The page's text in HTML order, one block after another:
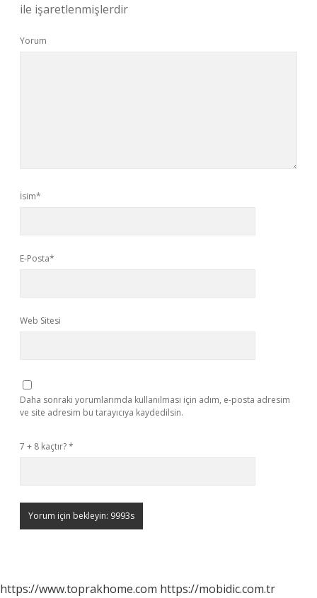
ile işaretlenmişlerdir
Yorum
İsim*
E-Posta*
Web Sitesi
Daha sonraki yorumlarımda kullanılması için adım, e-posta adresim
ve site adresim bu tarayıcıya kaydedilsin.
7 + 8 kaçtır?*
https://www.toprakhome.com https://mobidic.com.tr